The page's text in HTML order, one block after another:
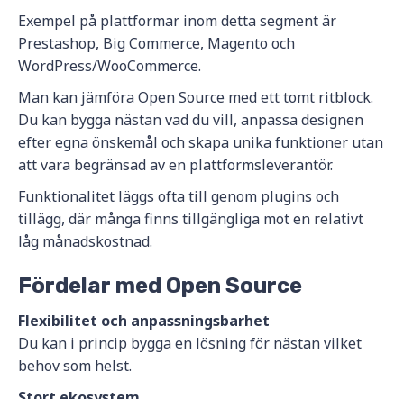
Exempel på plattformar inom detta segment är
Prestashop, Big Commerce, Magento och
WordPress/WooCommerce.
Man kan jämföra Open Source med ett tomt ritblock.
Du kan bygga nästan vad du vill, anpassa designen
efter egna önskemål och skapa unika funktioner utan
att vara begränsad av en plattformsleverantör.
Funktionalitet läggs ofta till genom plugins och
tillägg, där många finns tillgängliga mot en relativt
låg månadskostnad.
Fördelar med Open Source
Flexibilitet och anpassningsbarhet
Du kan i princip bygga en lösning för nästan vilket
behov som helst.